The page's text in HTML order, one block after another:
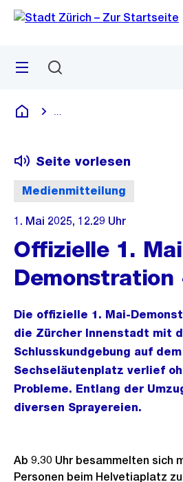
Navigation
Sprunglink
Menü
Deutsch
Medienmitteilung
Seite vorlesen
1. Mai 2025, 12.29 Uhr
Offizielle 1.
Demonstration
Die offizielle 1. Mai-
die Zürcher Innenstadt mit
Schlusskundgebung auf dem
Sechseläutenplatz verlief
Probleme. Entlang der
diversen Sprayereien.
Ab 9.30 Uhr besammelten sich
Personen beim Helvetiaplatz